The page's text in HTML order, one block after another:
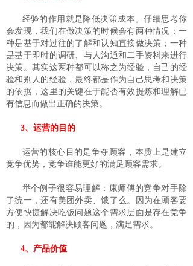
经验的作用就是降低决策成本。仔细思考你
会发现，我们在做决策的时候会有两种情况：一
种是基于对过往的了解和认知直接做决策；一种
是基于即时的调研、与人沟通和二手资料来进行
决策。其实这两种都可以称之为经验，自己的经
验和别人的经验，最终都是作为自己思考和决策
的依据，这里的关键在于能否有效提炼和理解已
有信息而做出正确的决策。
3、运营的目的
运营的核心目的是争夺顾客，本质上是建立
竞争优势，竞争谁能更好的满足顾客需求。
举个例子很容易理解：康师傅的竞争对手除
了统一，还有美团外卖、饿了么。因为在顾客要
方便快捷解决吃饭问题这个需求层面是存在竞争
的，因为都能解决顾客问题，满足需求。
4、产品价值